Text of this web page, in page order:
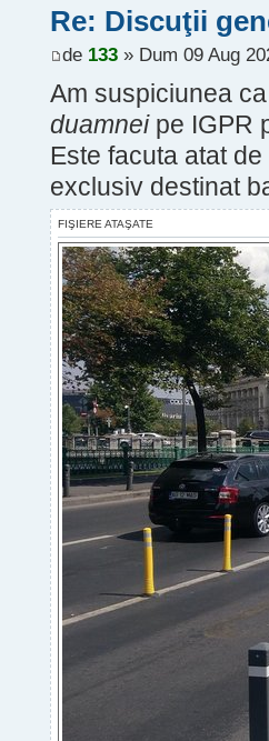
Re: Discuţii
de 133» Dum 09 Aug
Am suspiciunea
duamneipe IGPR
Este facuta atat
exclusiv destinat
FIŞIERE ATAŞATE